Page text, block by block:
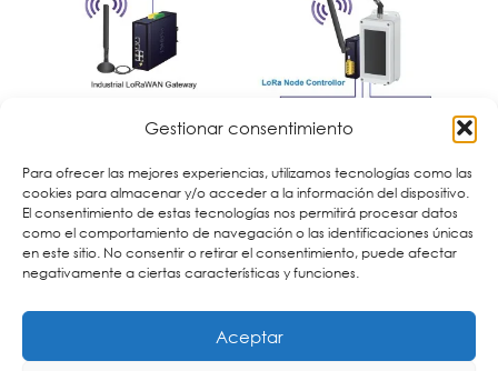
Gestionar consentimiento
Para ofrecer las mejores experiencias, utilizamos tecnologías como las
cookies para almacenar y/o acceder a la información del dispositivo.
El consentimiento de estas tecnologías nos permitirá procesar datos
como el comportamiento de navegación o las identificaciones únicas
en este sitio. No consentir o retirar el consentimiento, puede afectar
negativamente a ciertas características y funciones.
Aceptar